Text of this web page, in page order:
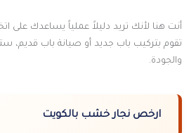
أنت هنا لأنك تريد دليلاً عملياً يساعدك على
تقوم بتركيب باب جديد أو صيانة باب قديم،
والجودة.
ارخص نجار خشب بالكويت